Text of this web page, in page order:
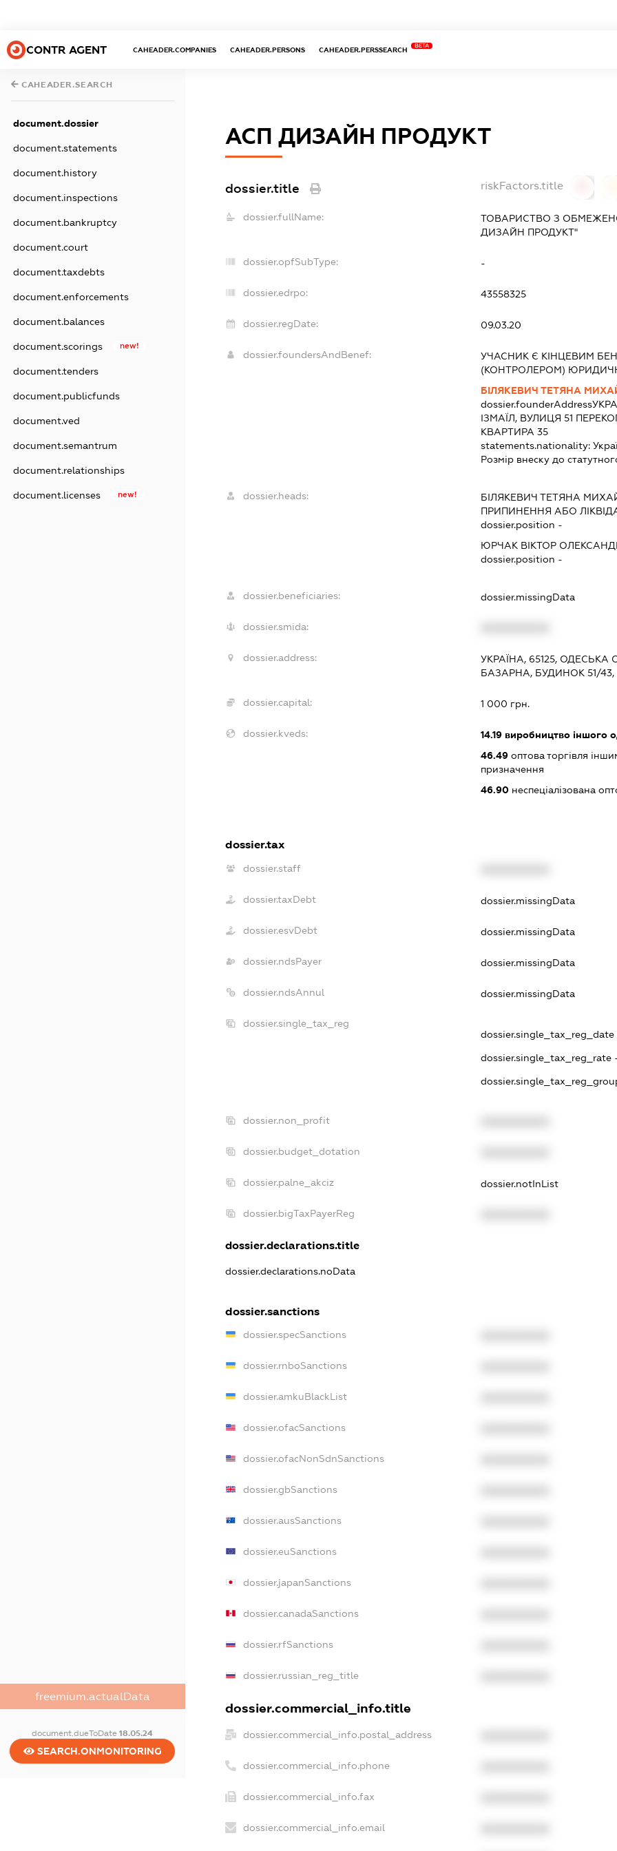
CONTR AGENT CAHEADER.COMPANIES CAHEADER.PERSONS CAHEADER.PERSSEARCH
BETA
CAHEADER.SEARCH
document.dossier
document.statements
document.history
document.inspections
document.bankruptcy
document.court
document.taxdebts
document.enforcements
document.balances
document.scorings new!
document.tenders
document.publicfunds
document.ved
document.semantrum
document.relationships
document.licenses new!
freemium.actualData
document.dueToDate18.05.24
SEARCH.ONMONITORING
АСП ДИЗАЙН ПРОДУКТ
dossier.title riskFactors.title
dossier.fullName:
ТОВАРИСТВО З
ДИЗАЙН ПРОДУКТ"
dossier.opfSubType: -
dossier.edrpo: 43558325
dossier.regDate: 09.03.20
dossier.foundersAndBenef:
УЧАСНИК Є КІНЦЕВИМ
(КОНТРОЛЕРОМ)
БІЛЯКЕВИЧ ТЕТЯНА
dossier.founderAddress
ІЗМАЇЛ, ВУЛИЦЯ 51
КВАРТИРА 35
statements.nationality:
Розмір внеску до
dossier.heads: БІЛЯКЕВИЧ ТЕТЯНА
ПРИПИНЕННЯ АБО
dossier.position -
ЮРЧАК ВІКТОР
dossier.position -
dossier.beneficiaries: dossier.missingData
dossier.smida:
dossier.address:
УКРАЇНА, 65125,
БАЗАРНА, БУДИНОК 51/
dossier.capital: 1 000 грн.
dossier.kveds: 14.19 виробництво іншого
46.49 оптова торгівля
призначення
46.90 неспеціалізована
dossier.tax
dossier.staff
dossier.taxDebt dossier.missingData
dossier.esvDebt dossier.missingData
dossier.ndsPayer dossier.missingData
dossier.ndsAnnul dossier.missingData
dossier.single_tax_reg
dossier.single_tax_reg_date
dossier.single_tax_reg_rate
dossier.non_profit
dossier.budget_dotation
dossier.palne_akciz dossier.notInList
dossier.bigTaxPayerReg
dossier.declarations.title
dossier.declarations.noData
dossier.sanctions
dossier.specSanctions
dossier.rnboSanctions
dossier.amkuBlackList
dossier.ofacSanctions
dossier.ofacNonSdnSanctions
dossier.gbSanctions
dossier.ausSanctions
dossier.euSanctions
dossier.japanSanctions
dossier.canadaSanctions
dossier.rfSanctions
dossier.russian_reg_title
dossier.commercial_info.title
dossier.commercial_info.postal_address
dossier.commercial_info.phone
dossier.commercial_info.fax
dossier.commercial_info.email